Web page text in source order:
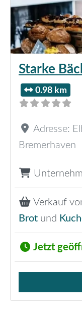
Starke
0.98 km
Adresse:
Bremerhaven
Verkauf
Brot und
Jetzt
Verkauf von